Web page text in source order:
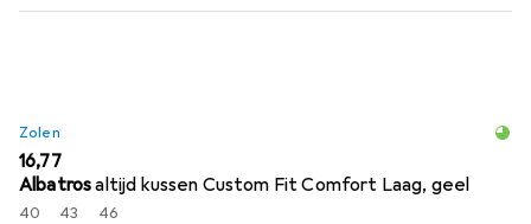
Zolen
EUR
16,77
Albatrosaltijd kussen Custom Fit Comfort Laag, geel
40 43 46